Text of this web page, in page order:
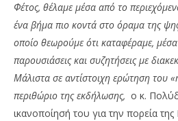
Φέτος, θέλαμε μέσα από το
ένα βήμα πιο κοντά στο όραμα της
οποίο θεωρούμε ότι καταφέραμε, μέσα
παρουσιάσεις και συζητήσεις με
Μάλιστα σε αντίστοιχη ερώτηση του «
περιθώριο της εκδήλωσης, ο κ.
ικανοποίησή του για την πορεία